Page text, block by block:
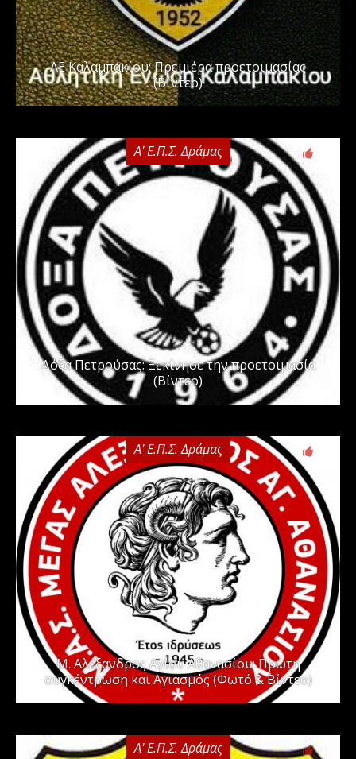
ΑΕ Καλαμπακίου: Πρεμιέρα προετοιμασίας
(Βίντεο)
Α' Ε.Π.Σ. Δράμας
Δόξα Πετρούσας: Ξεκίνησε την προετοιμασία
(Βίντεο)
Α' Ε.Π.Σ. Δράμας
Μ. Αλέξανδρος Αγίου Αθανασίου: Πρώτη
συγκέντρωση και Αγιασμός (Φωτό & Βίντεο)
Α' Ε.Π.Σ. Δράμας 0